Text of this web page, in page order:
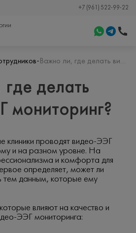
+7 (961) 522-99-22
- Важно ли, где делать видео-ЭЭГ мониторинг?
делать
мониторинг?
клиники проводят видео-ЭЭГ
и на разном уровне. На
и комфорта для
определяет, может ли
тем данным, которые ему
влияют на качество и
ЭЭГ мониторинга: